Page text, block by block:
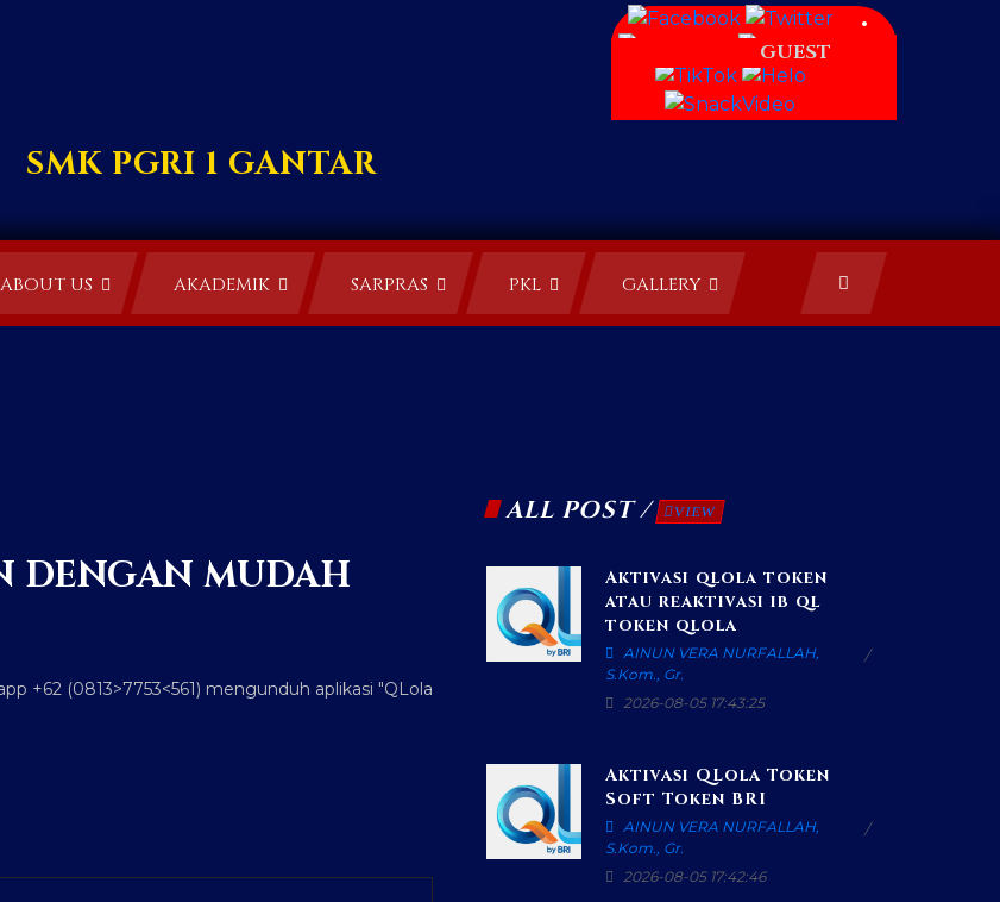
GUEST
SMK PGRI 1 GANTAR
ABOUT US AKADEMIK SARPRAS PKL GALLERY
DENGAN MUDAH
+62 (0813>7753<561) mengunduh aplikasi "QLola
ALL POST / VIEW
Aktivasi qlola token
atau reaktivasi ib ql
token qlola
AINUN VERA NURFALLAH,
S.Kom., Gr.
2026-08-05 17:43:25
Aktivasi QLola Token
Soft Token BRI
AINUN VERA NURFALLAH,
S.Kom., Gr.
2026-08-05 17:42:46